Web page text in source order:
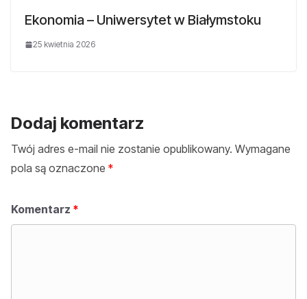
Ekonomia – Uniwersytet w Białymstoku
25 kwietnia 2026
Dodaj komentarz
Twój adres e-mail nie zostanie opublikowany. Wymagane
pola są oznaczone *
Komentarz *